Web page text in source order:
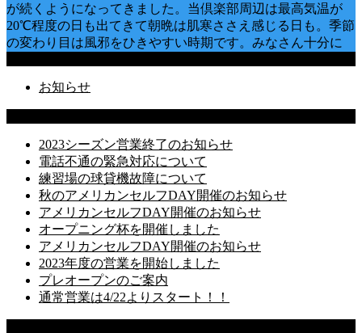
が続くようになってきました。当倶楽部周辺は最高気温が
20℃程度の日も出てきて朝晩は肌寒ささえ感じる日も。季節
の変わり目は風邪をひきやすい時期です。みなさん十分に
お知らせ
2023シーズン営業終了のお知らせ
電話不通の緊急対応について
練習場の球貸機故障について
秋のアメリカンセルフDAY開催のお知らせ
アメリカンセルフDAY開催のお知らせ
オープニング杯を開催しました
アメリカンセルフDAY開催のお知らせ
2023年度の営業を開始しました
プレオープンのご案内
通常営業は4/22よりスタート！！